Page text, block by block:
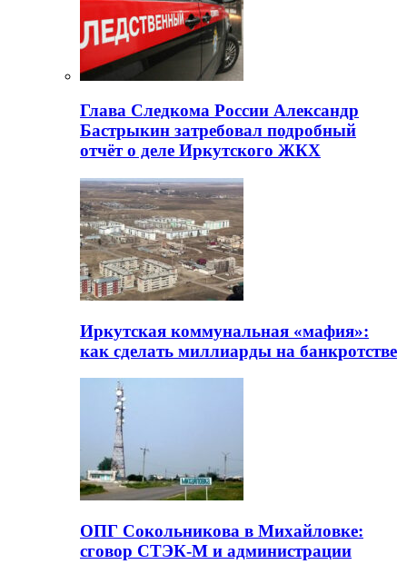
Глава Следкома России Александр
Бастрыкин затребовал подробный
отчёт о деле Иркутского ЖКХ
Иркутская коммунальная «мафия»:
как сделать миллиарды на банкротстве
ОПГ Сокольникова в Михайловке:
сговор СТЭК-М и администрации